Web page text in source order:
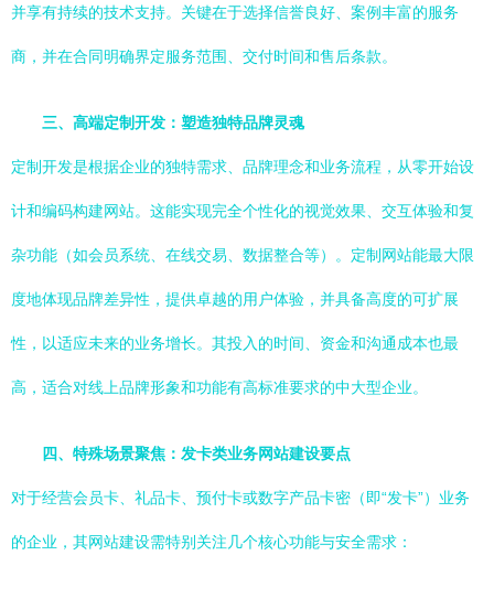
并享有持续的技术支持。关键在于选择信誉良好、案例丰富的服务
商，并在合同明确界定服务范围、交付时间和售后条款。
三、高端定制开发：塑造独特品牌灵魂
定制开发是根据企业的独特需求、品牌理念和业务流程，从零开始设
计和编码构建网站。这能实现完全个性化的视觉效果、交互体验和复
杂功能（如会员系统、在线交易、数据整合等）。定制网站能最大限
度地体现品牌差异性，提供卓越的用户体验，并具备高度的可扩展
性，以适应未来的业务增长。其投入的时间、资金和沟通成本也最
高，适合对线上品牌形象和功能有高标准要求的中大型企业。
四、特殊场景聚焦：发卡类业务网站建设要点
对于经营会员卡、礼品卡、预付卡或数字产品卡密（即“发卡”）业务
的企业，其网站建设需特别关注几个核心功能与安全需求：